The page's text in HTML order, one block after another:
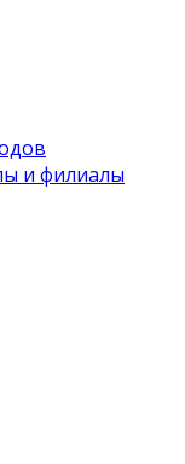
и филиалы